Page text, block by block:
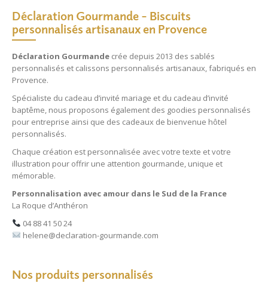
Déclaration Gourmande – Biscuits
personnalisés artisanaux en Provence
Déclaration Gourmande crée depuis 2013 des sablés
personnalisés et calissons personnalisés artisanaux, fabriqués en
Provence.
Spécialiste du cadeau d’invité mariage et du cadeau d’invité
baptême, nous proposons également des goodies personnalisés
pour entreprise ainsi que des cadeaux de bienvenue hôtel
personnalisés.
Chaque création est personnalisée avec votre texte et votre
illustration pour offrir une attention gourmande, unique et
mémorable.
Personnalisation avec amour dans le Sud de la France
La Roque d’Anthéron
04 88 41 50 24
helene@declaration-gourmande.com
Nos produits personnalisés